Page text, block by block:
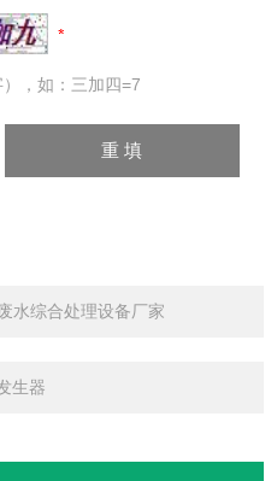
，如：三加四=7
水综合处理设备厂家
生器